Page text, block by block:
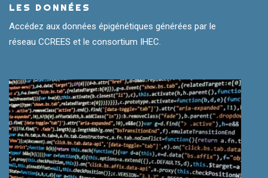
LES DONNÉES
Accédez aux données épigénétiques générées par le
réseau CCREES et le consortium IHEC.